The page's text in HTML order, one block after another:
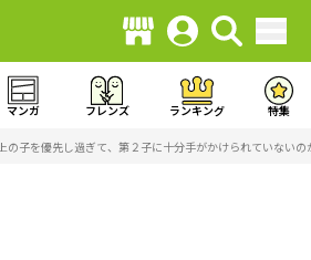
マンガ フレンズ ランキング 特集
上の子を優先し過ぎて、第２子に十分手がかけられていない